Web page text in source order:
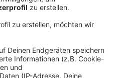
Das Impfzentrum
auf, das Angebot zur
geht zudem
und -ärzte, die
impfen, das nach der
jetzt tun werden. Das